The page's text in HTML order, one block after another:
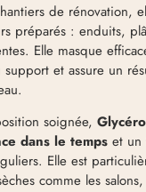
de rénovation,
préparés : enduits,
Elle masque
et assure un
soignée,
dans le tempset un
Elle est
comme les